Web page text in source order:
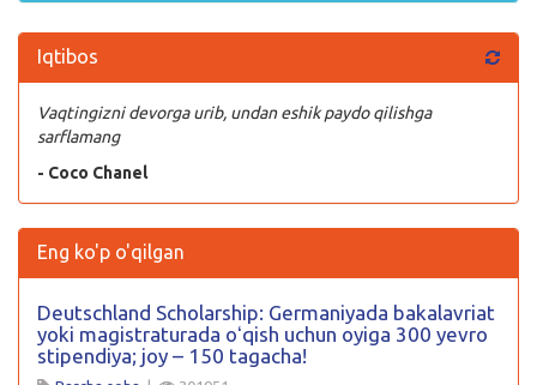
Iqtibos
Vaqtingizni devorga urib, undan eshik paydo qilishga
sarflamang
- Coco Chanel
Eng ko'p o'qilgan
Deutschland Scholarship: Germaniyada bakalavriat
yoki magistraturada oʻqish uchun oyiga 300 yevro
stipendiya; joy – 150 tagacha!